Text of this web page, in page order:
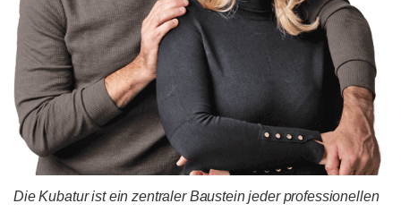
Die Kubatur ist ein zentraler Baustein jeder professionellen